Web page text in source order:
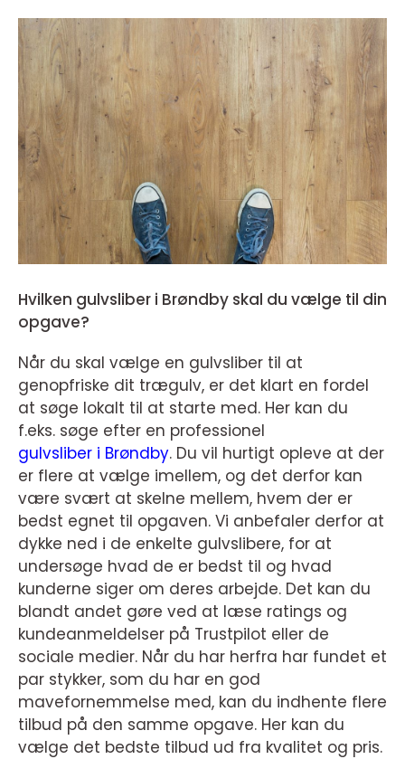
Hvilken gulvsliber i Brøndby skal du vælge til din
opgave?
Når du skal vælge en gulvsliber til at
genopfriske dit trægulv, er det klart en fordel
at søge lokalt til at starte med. Her kan du
f.eks. søge efter en professionel
gulvsliber i Brøndby. Du vil hurtigt opleve at der
er flere at vælge imellem, og det derfor kan
være svært at skelne mellem, hvem der er
bedst egnet til opgaven. Vi anbefaler derfor at
dykke ned i de enkelte gulvslibere, for at
undersøge hvad de er bedst til og hvad
kunderne siger om deres arbejde. Det kan du
blandt andet gøre ved at læse ratings og
kundeanmeldelser på Trustpilot eller de
sociale medier. Når du har herfra har fundet et
par stykker, som du har en god
mavefornemmelse med, kan du indhente flere
tilbud på den samme opgave. Her kan du
vælge det bedste tilbud ud fra kvalitet og pris.